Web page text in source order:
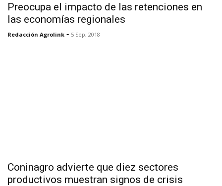
Preocupa el impacto de las retenciones en
las economías regionales
Redacción Agrolink - 5 Sep, 2018
Coninagro advierte que diez sectores
productivos muestran signos de crisis